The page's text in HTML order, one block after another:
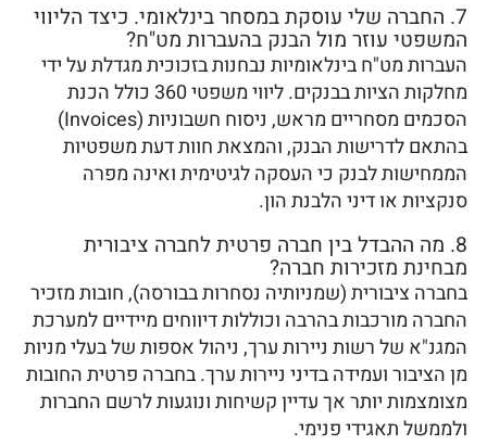
7. החברה שלי עוסקת במסחר בינלאומי. כיצד הליווי
המשפטי עוזר מול הבנק בהעברות מט"ח?
העברות מט"ח בינלאומיות נבחנות בזכוכית מגדלת על ידי
מחלקות הציות בבנקים. ליווי משפטי 360 כולל הכנת
הסכמים מסחריים מראש, ניסוח חשבוניות (Invoices)
בהתאם לדרישות הבנק, והמצאת חוות דעת משפטיות
הממחישות לבנק כי העסקה לגיטימית ואינה מפרה
סנקציות או דיני הלבנת הון.
8. מה ההבדל בין חברה פרטית לחברה ציבורית
מבחינת מזכירות חברה?
בחברה ציבורית (שמניותיה נסחרות בבורסה), חובות מזכיר
החברה מורכבות בהרבה וכוללות דיווחים מיידיים למערכת
המגנ"א של רשות ניירות ערך, ניהול אספות של בעלי מניות
מן הציבור ועמידה בדיני ניירות ערך. בחברה פרטית החובות
מצומצמות יותר אך עדיין קשיחות ונוגעות לרשם החברות
ולממשל תאגידי פנימי.